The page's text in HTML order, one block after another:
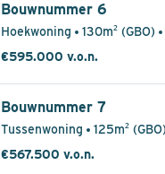
Bouwnummer 6
Hoekwoning 130m² (GBO)
€595.000 v.o.n.
Bouwnummer 7
Tussenwoning 125m² (GBO)
€567.500 v.o.n.